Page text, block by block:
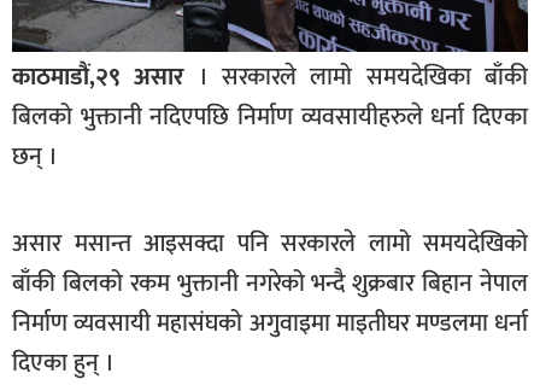
प्रमुख
समाचार
राष्ट्रिय
अन्तराष्ट्रिय
अर्थ
खेलकुद
काठमाडौं,२९ असार । सरकारले लामो समयदेखिका बाँकी
बिलको भुक्तानी नदिएपछि निर्माण व्यवसायीहरुले धर्ना दिएका
छन् ।
असार मसान्त आइसक्दा पनि सरकारले लामो समयदेखिको
बाँकी बिलको रकम भुक्तानी नगरेको भन्दै शुक्रबार बिहान नेपाल
निर्माण व्यवसायी महासंघको अगुवाइमा माइतीघर मण्डलमा धर्ना
दिएका हुन् ।